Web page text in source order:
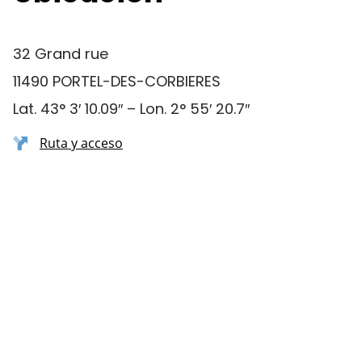
32 Grand rue
11490 PORTEL-DES-CORBIERES
Lat. 43° 3′ 10.09″ – Lon. 2° 55′ 20.7″
Ruta y acceso